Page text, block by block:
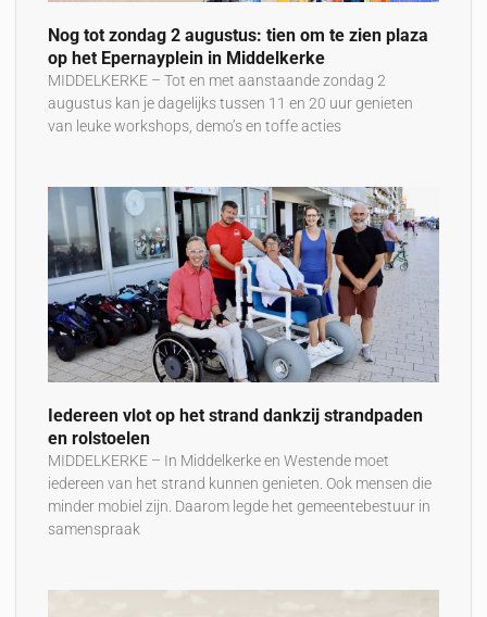
Nog tot zondag 2 augustus: tien om te zien plaza
op het Epernayplein in Middelkerke
MIDDELKERKE – Tot en met aanstaande zondag 2
augustus kan je dagelijks tussen 11 en 20 uur genieten
van leuke workshops, demo’s en toffe acties
Iedereen vlot op het strand dankzij strandpaden
en rolstoelen
MIDDELKERKE – In Middelkerke en Westende moet
iedereen van het strand kunnen genieten. Ook mensen die
minder mobiel zijn. Daarom legde het gemeentebestuur in
samenspraak